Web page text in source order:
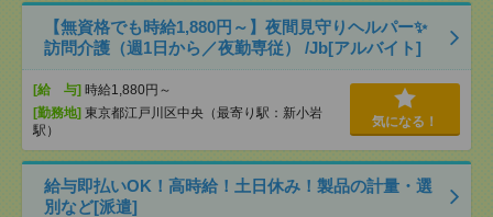
【無資格でも時給1,880円～】夜間見守りヘルパー✨
訪問介護（週1日から／夜勤専従） /Jb[アルバイト]
[給 与] 時給1,880円～
[勤務地] 東京都江戸川区中央（最寄り駅：新小岩
駅）
気になる！
給与即払いOK！高時給！土日休み！製品の計量・選
別など[派遣]